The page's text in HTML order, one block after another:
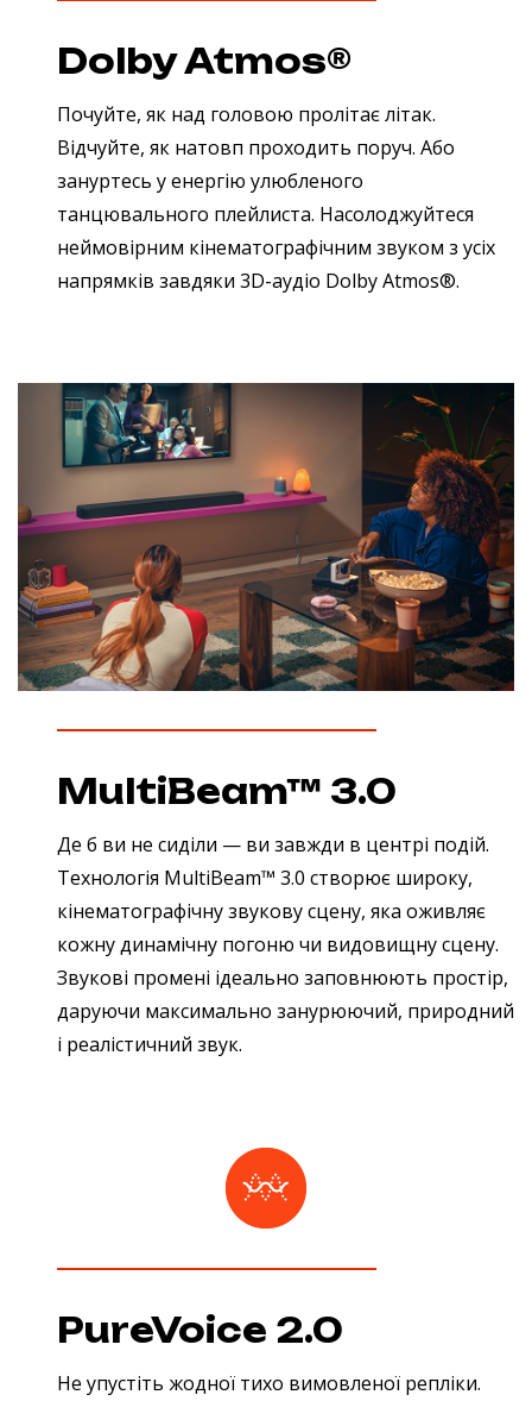
Dolby Atmos®
Почуйте, як над головою пролітає літак.
Відчуйте, як натовп проходить поруч. Або
зануртесь у енергію улюбленого
танцювального плейлиста. Насолоджуйтеся
неймовірним кінематографічним звуком з усіх
напрямків завдяки 3D-аудіо Dolby Atmos®.
MultiBeam™ 3.0
Де б ви не сиділи — ви завжди в центрі подій.
Технологія MultiBeam™ 3.0 створює широку,
кінематографічну звукову сцену, яка оживляє
кожну динамічну погоню чи видовищну сцену.
Звукові промені ідеально заповнюють простір,
даруючи максимально занурюючий, природний
і реалістичний звук.
PureVoice 2.0
Не упустіть жодної тихо вимовленої репліки.